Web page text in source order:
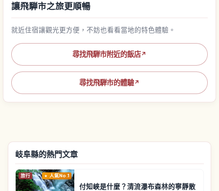
讓飛騨市之旅更順暢
就近住宿讓觀光更方便，不妨也看看當地的特色體驗。
尋找飛騨市附近的飯店↗
尋找飛騨市的體驗↗
岐阜縣的熱門文章
旅行 人氣No.1
付知峽是什麼？清流瀑布森林的寧靜散